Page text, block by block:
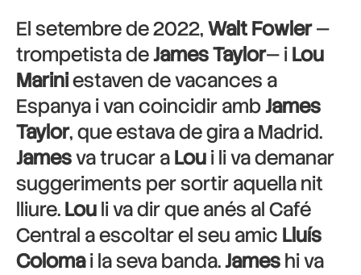
El setembre de 2022,Walt Fowler—
trompetista deJames Taylor— iLou
Mariniestaven de vacances a
Espanya i van coincidir ambJames
Taylor, que estava de gira a Madrid.
Jamesva trucar aLoui li va demanar
suggeriments per sortir aquella nit
lliure.Louli va dir que anés al Café
Central a escoltar el seu amic Lluís
Colomai la seva banda.Jameshi va